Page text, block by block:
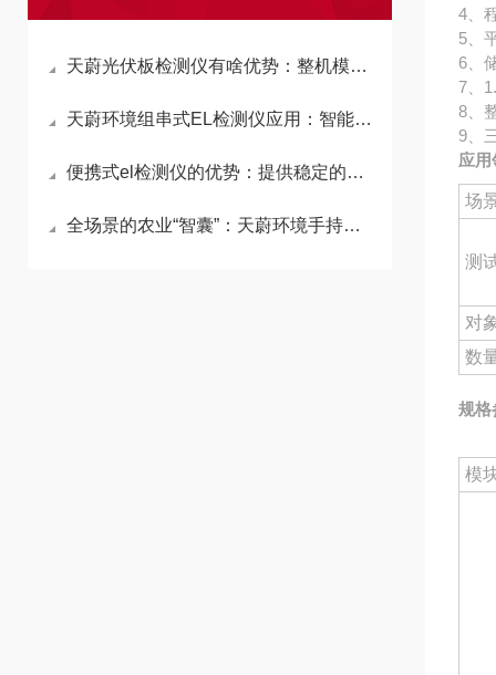
天蔚光伏板检测仪有啥优势：整机模块低至5kg、可背包轻便携带为核心优势
天蔚环境组串式EL检测仪应用：智能缺陷识别算法，精准区分各类组件隐性故障
便携式el检测仪的优势：提供稳定的电流输出，兼容高低电流切换
全场景的农业“智囊”：天蔚环境手持农业综合检测仪硬核科技赋能高效作业
4、
5、
6、
7、
8、
9、
应用
场
测
对
数
规格
模